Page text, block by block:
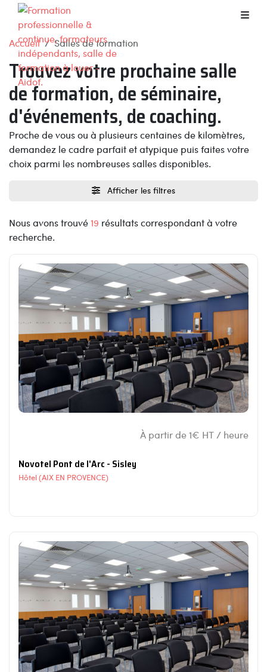
Accueil Salles de formation
Trouvez votre prochaine salle
de formation, de séminaire,
d'événements, de coaching.
Proche de vous ou à plusieurs centaines de kilomètres,
demandez le cadre parfait et atypique puis faites votre
choix parmi les nombreuses salles disponibles.
Afficher les filtres
Nous avons trouvé19 résultats correspondant à votre
recherche.
À partir de 1€ HT / heure
Novotel Pont de l'Arc - Sisley
Hôtel (AIX EN PROVENCE)